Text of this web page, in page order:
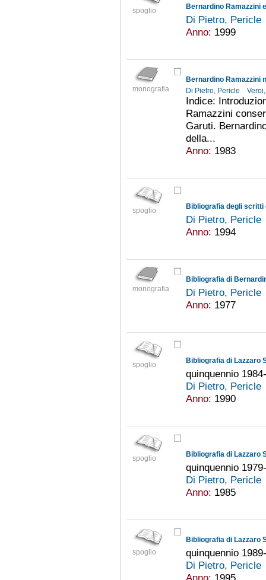
spoglio Bernardino Ramazzini
Di Pietro, Pericle
Anno: 1999
monografia Di Pietro, Pericle
Indice:
Ramazzini
Garuti.
della...
Anno: 1983
spoglio Bibliografia degli
Di Pietro, Pericle
Anno: 1994
monografia
Bibliografia di
Di Pietro, Pericle
Anno: 1977
spoglio Bibliografia di Lazzaro
quinquennio
Di Pietro, Pericle
Anno: 1990
spoglio Bibliografia di Lazzaro
quinquennio
Di Pietro, Pericle
Anno: 1985
spoglio
Bibliografia di Lazzaro
quinquennio
Di Pietro, Pericle